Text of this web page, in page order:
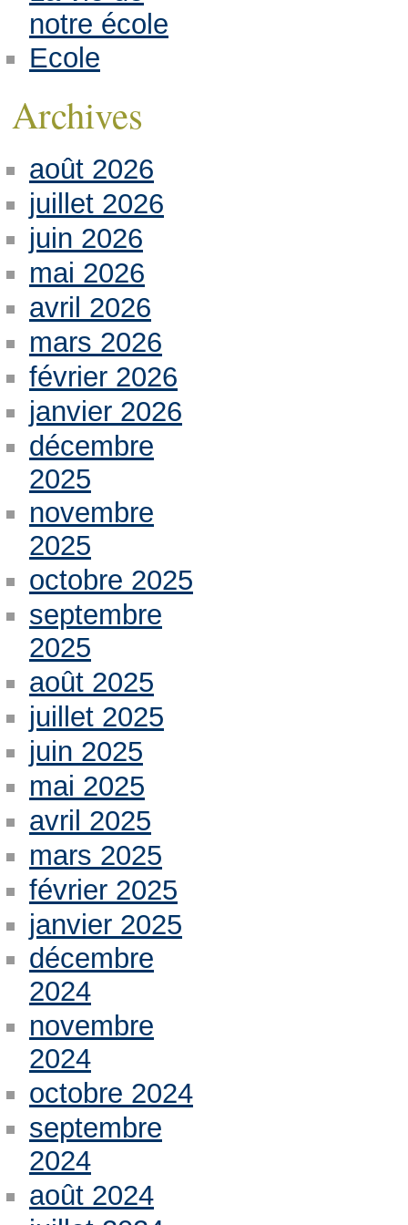
notre école
Ecole
Archives
août 2026
juillet 2026
juin 2026
mai 2026
avril 2026
mars 2026
février 2026
janvier 2026
décembre
2025
novembre
2025
octobre 2025
septembre
2025
août 2025
juillet 2025
juin 2025
mai 2025
avril 2025
mars 2025
février 2025
janvier 2025
décembre
2024
novembre
2024
octobre 2024
septembre
2024
août 2024